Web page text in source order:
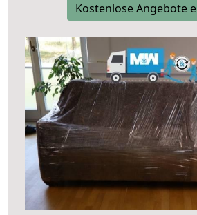
Kostenlose Angebote